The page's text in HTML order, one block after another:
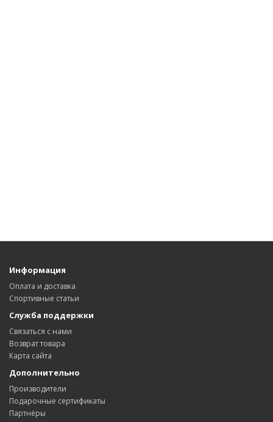
Информация
Оплата и доставка
Спортивные статьи
Служба поддержки
Связаться с нами
Возврат товара
Карта сайта
Дополнительно
Производители
Подарочные сертификаты
Партнёры